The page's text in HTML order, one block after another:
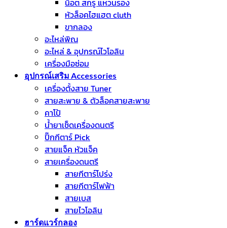
น็อต สกรู แหวนรอง
หัวล็อคไฮแฮต cluth
ขากลอง
อะไหล่พิณ
อะไหล่ & อุปกรณ์ไวโอลิน
เครื่องมือซ่อม
อุปกรณ์เสริม Accessories
เครื่องตั้งสาย Tuner
สายสะพาย & ตัวล็อคสายสะพาย
คาโป้
น้ำยาเช็ดเครื่องดนตรี
ปิ๊กกีตาร์ Pick
สายแจ็ค หัวแจ็ค
สายเครื่องดนตรี
สายกีตาร์โปร่ง
สายกีตาร์ไฟฟ้า
สายเบส
สายไวโอลิน
ฮาร์ดแวร์กลอง